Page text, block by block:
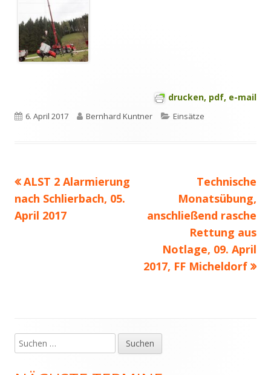
drucken, pdf, e-mail
Veröffentlicht
6. April 2017 Autor
Bernhard Kuntner Kategorien
Einsätze
Beitragsnavigation
Vorheriger
Beitrag:
ALST 2 Alarmierung
nach Schlierbach, 05.
April 2017
Nächster
Beitrag
Technische
Monatsübung,
anschließend rasche
Rettung aus
Notlage, 09. April
2017, FF Micheldorf
Haupt-
Suchen
nach: